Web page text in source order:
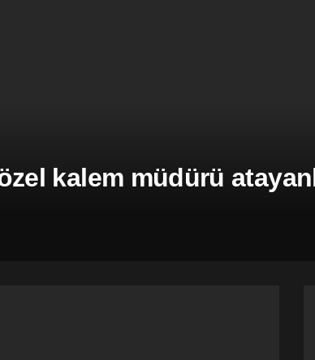
kalem müdürü